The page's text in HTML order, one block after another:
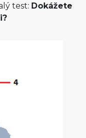
test: Dokážete